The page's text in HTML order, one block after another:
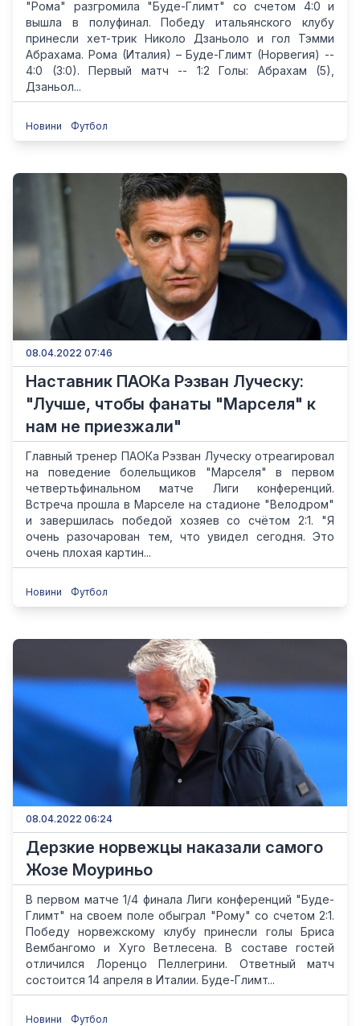
"Рома" разгромила "Буде-Глимт" со счетом 4:0 и
вышла в полуфинал. Победу итальянского клубу
принесли хет-трик Николо Дзаньоло и гол Тэмми
Абрахама. Рома (Италия) – Буде-Глимт (Норвегия) --
4:0 (3:0). Первый матч -- 1:2 Голы: Абрахам (5),
Дзаньол...
Новини Футбол
08.04.2022 07:46
Наставник ПАОКа Рэзван Луческу:
"Лучше, чтобы фанаты "Марселя" к
нам не приезжали"
Главный тренер ПАОКа Рэзван Луческу отреагировал
на поведение болельщиков "Марселя" в первом
четвертьфинальном матче Лиги конференций.
Встреча прошла в Марселе на стадионе "Велодром"
и завершилась победой хозяев со счётом 2:1. "Я
очень разочарован тем, что увидел сегодня. Это
очень плохая картин...
Новини Футбол
08.04.2022 06:24
Дерзкие норвежцы наказали самого
Жозе Моуриньо
В первом матче 1/4 финала Лиги конференций "Буде-
Глимт" на своем поле обыграл "Рому" со счетом 2:1.
Победу норвежскому клубу принесли голы Бриса
Вембангомо и Хуго Ветлесена. В составе гостей
отличился Лоренцо Пеллегрини. Ответный матч
состоится 14 апреля в Италии. Буде-Глимт...
Новини Футбол